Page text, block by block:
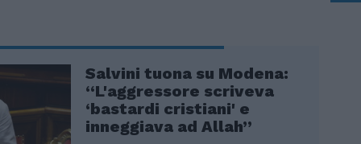
Salvini tuona su Modena:
“L'aggressore scriveva
‘bastardi cristiani' e
inneggiava ad Allah”